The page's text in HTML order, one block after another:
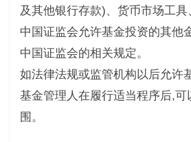
及其他银行存款)、货币市场工
中国证监会允许基金投资的其他
中国证监会的相关规定。
如法律法规或监管机构以后允许
基金管理人在履行适当程序后,可
围。